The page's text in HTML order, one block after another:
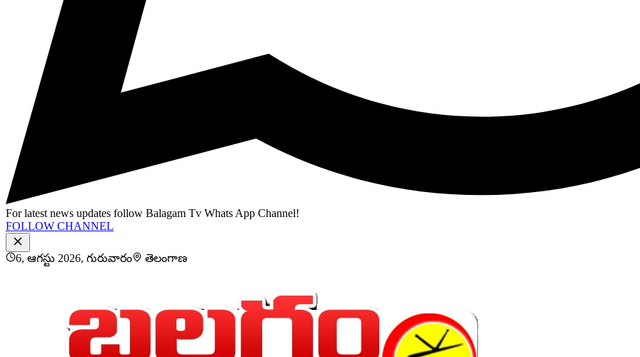
For latest news updates follow Balagam Tv Whats App Channel!
FOLLOW CHANNEL
6, ఆగస్టు 2026, గురువారం తెలంగాణ